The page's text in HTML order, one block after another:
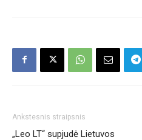
Ankstesnis straipsnis
„Leo LT“ supjudė Lietuvos